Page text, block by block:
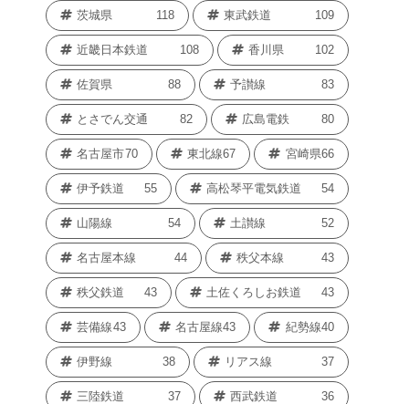
茨城県 118 東武鉄道 109
近畿日本鉄道 108 香川県 102
佐賀県 88 予讃線 83
とさでん交通 82 広島電鉄 80
名古屋市70 東北線67 宮崎県66
伊予鉄道 55 高松琴平電気鉄道 54
山陽線 54 土讃線 52
名古屋本線 44 秩父本線 43
秩父鉄道 43 土佐くろしお鉄道 43
芸備線43 名古屋線43 紀勢線40
伊野線 38 リアス線 37
三陸鉄道 37 西武鉄道 36